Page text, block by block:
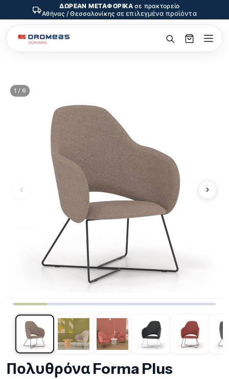
ΔΩΡΕΑΝ ΜΕΤΑΦΟΡΙΚΑ σε πρακτορείο
Αθήνας / Θεσσαλονίκης σε επιλεγμένα προϊόντα
1 / 6
Πολυθρόνα Forma Plus